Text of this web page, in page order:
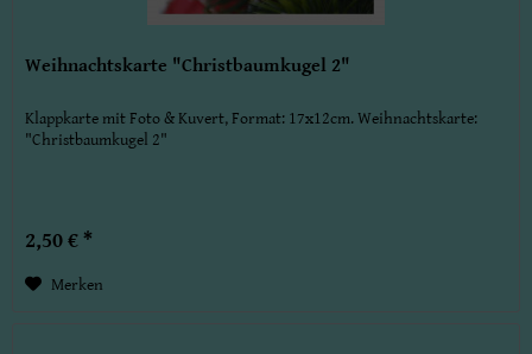
Weihnachtskarte "Christbaumkugel 2"
Klappkarte mit Foto & Kuvert, Format: 17x12cm. Weihnachtskarte:
"Christbaumkugel 2"
2,50 € *
Merken